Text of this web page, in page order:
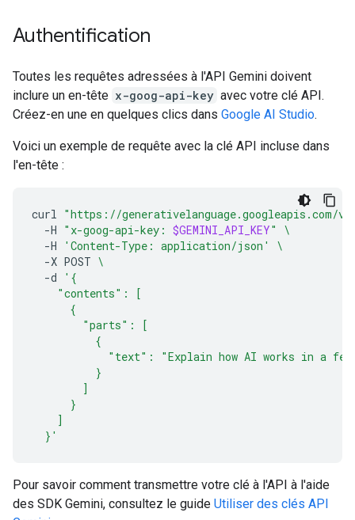
Authentification
Toutes les requêtes adressées à l'API Gemini doivent
inclure un en-tête x-goog-api-key avec votre clé API.
Créez-en une en quelques clics dans Google AI Studio.
Voici un exemple de requête avec la clé API incluse dans
l'en-tête :
curl "https://generativelanguage.googleapis.com/
-H "x-goog-api-key: $GEMINI_API_KEY"
\
-H
'Content-Type: application/json'
\
-X POST \
-d
'{
    "contents": [
      {
        "parts": [
          {
"text": "Explain how AI works in a
          }
        ]
      }
    ]
  }'
Pour savoir comment transmettre votre clé à l'API à l'aide
des SDK Gemini, consultez le guide Utiliser des clés API